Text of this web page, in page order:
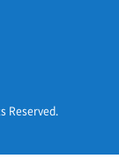
Reserved.